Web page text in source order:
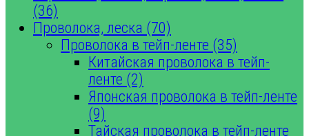
(36)
Проволока, леска (70)
Проволока в тейп-ленте (35)
Китайская проволока в тейп-
ленте (2)
Японская проволока в тейп-ленте
(9)
Тайская проволока в тейп-ленте